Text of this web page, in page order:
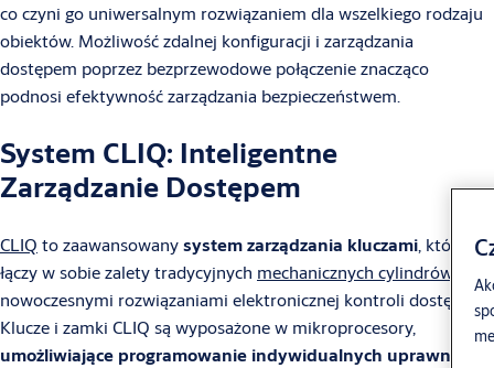
co czyni go uniwersalnym rozwiązaniem dla wszelkiego rodzaju
obiektów. Możliwość zdalnej konfiguracji i zarządzania
dostępem poprzez bezprzewodowe połączenie znacząco
podnosi efektywność zarządzania bezpieczeństwem.
System CLIQ: Inteligentne
Zarządzanie Dostępem
CLIQ to zaawansowanysystem zarządzania kluczami, który
łączy w sobie zalety tradycyjnych mechanicznych cylindrów
nowoczesnymi rozwiązaniami elektronicznej kontroli dostępu.
Klucze i zamki CLIQ są wyposażone w mikroprocesory,
umożliwiające programowanie indywidualnych uprawnień